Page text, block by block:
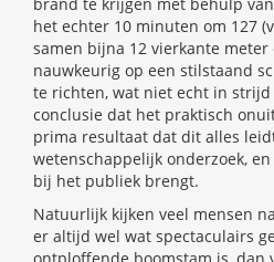
het echter 10 minuten om 127
samen bijna 12 vierkante
nauwkeurig op een stilstaand
te richten, wat niet echt in strijd
conclusie dat het praktisch
prima resultaat dat dit alles
wetenschappelijk onderzoek,
bij het publiek brengt.
Natuurlijk kijken veel mensen
er altijd wel wat spectaculairs